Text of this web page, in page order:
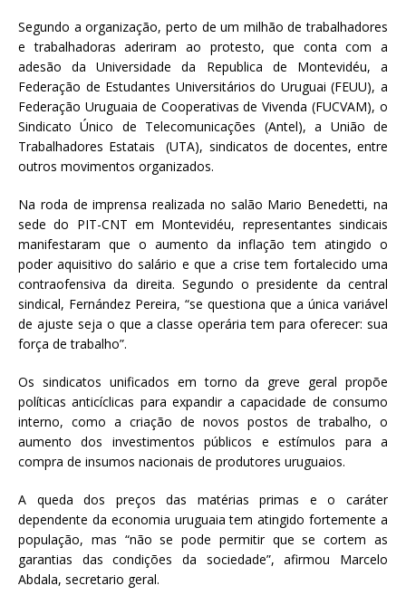
Segundo a organização, perto de um milhão de trabalhadores
e trabalhadoras aderiram ao protesto, que conta com a
adesão da Universidade da Republica de Montevidéu, a
Federação de Estudantes Universitários do Uruguai (FEUU), a
Federação Uruguaia de Cooperativas de Vivenda (FUCVAM), o
Sindicato Único de Telecomunicações (Antel), a União de
Trabalhadores Estatais (UTA), sindicatos de docentes, entre
outros movimentos organizados.
Na roda de imprensa realizada no salão Mario Benedetti, na
sede do PIT-CNT em Montevidéu, representantes sindicais
manifestaram que o aumento da inflação tem atingido o
poder aquisitivo do salário e que a crise tem fortalecido uma
contraofensiva da direita. Segundo o presidente da central
sindical, Fernández Pereira, “se questiona que a única variável
de ajuste seja o que a classe operária tem para oferecer: sua
força de trabalho”.
Os sindicatos unificados em torno da greve geral propõe
políticas anticíclicas para expandir a capacidade de consumo
interno, como a criação de novos postos de trabalho, o
aumento dos investimentos públicos e estímulos para a
compra de insumos nacionais de produtores uruguaios.
A queda dos preços das matérias primas e o caráter
dependente da economia uruguaia tem atingido fortemente a
população, mas “não se pode permitir que se cortem as
garantias das condições da sociedade”, afirmou Marcelo
Abdala, secretario geral.